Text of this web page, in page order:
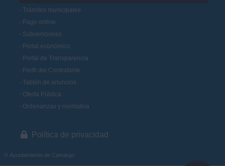
Trámites municipales
Pago online
Subvenciones
Portal económico
Portal de Transparencia
Perfil del Contratante
Tablón de anuncios
Oferta Pública
Ordenanzas y normativa
Política de privacidad
© Ayuntamiento de Camargo